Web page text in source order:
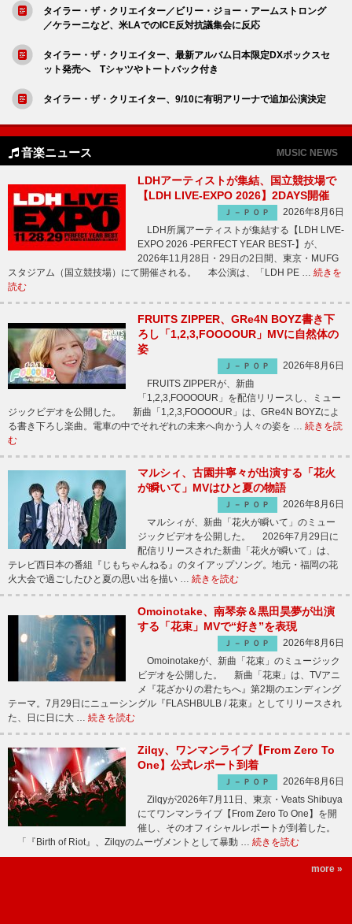
タイラー・ザ・クリエイター／ビリー・ジョー・アームストロング
／ケラーニなど、米LAでのICE反対抗議集会に反応
タイラー・ザ・クリエイター、最新アルバム日本限定DXボックスセ
ット発売へ Tシャツやトートバック付き
タイラー・ザ・クリエイター、9/10に有明アリーナで追加公演決定
音楽ニュース MUSIC NEWS
LDHアーティストが集結、国立競技場で
【LDH LIVE-EXPO 2026】2DAYS開催
Ｊ－ＰＯＰ
2026年8月6日
LDH所属アーティストが集結する【LDH LIVE-
EXPO 2026 -PERFECT YEAR BEST-】が、
2026年11月28日・29日の2日間、東京・MUFG
スタジアム（国立競技場）にて開催される。 本公演は、「LDH PE … 続きを
読む
FRUITS ZIPPER、GRe4N BOYZ書き下
ろし「1,2,3,FOOOOUR」MVに自然体の
姿
Ｊ－ＰＯＰ
2026年8月6日
FRUITS ZIPPERが、新曲
「1,2,3,FOOOOUR」を配信リリースし、ミュー
ジックビデオを公開した。 新曲「1,2,3,FOOOOUR」は、GRe4N BOYZによ
る書き下ろし楽曲。電車の中でそれぞれの未来へ向かう人々の姿を … 続きを読
む
マルシィ、古園井寧々が出演する「花火
が瞬いて」MVはひと夏の物語
Ｊ－ＰＯＰ
2026年8月6日
マルシィが、新曲「花火が瞬いて」のミュー
ジックビデオを公開した。 2026年7月29日に
配信リリースされた新曲「花火が瞬いて」は、
テレビ西日本の番組『じもちゃんねる』のタイアップソング。地元・福岡の花
火大会で過ごしたひと夏の思い出を描い … 続きを読む
Omoinotake、南琴奈＆黒田昊夢が出演
する「花束」MVで“好き”を表現
Ｊ－ＰＯＰ
2026年8月6日
Omoinotakeが、新曲「花束」のミュージック
ビデオを公開した。 新曲「花束」は、TVアニ
メ『花ざかりの君たちへ』第2期のエンディング
テーマ。7月29日にニューシングル『FLASHBULB / 花束』としてリリースされ
た、日に日に大 … 続きを読む
Zilqy、ワンマンライブ【From Zero To
One】公式レポート到着
Ｊ－ＰＯＰ
2026年8月6日
Zilqyが2026年7月11日、東京・Veats Shibuya
にてワンマンライブ【From Zero To One】を開
催し、そのオフィシャルレポートが到着した。
「『Birth of Riot』、Zilqyのムーヴメントとして暴動 … 続きを読む
more »